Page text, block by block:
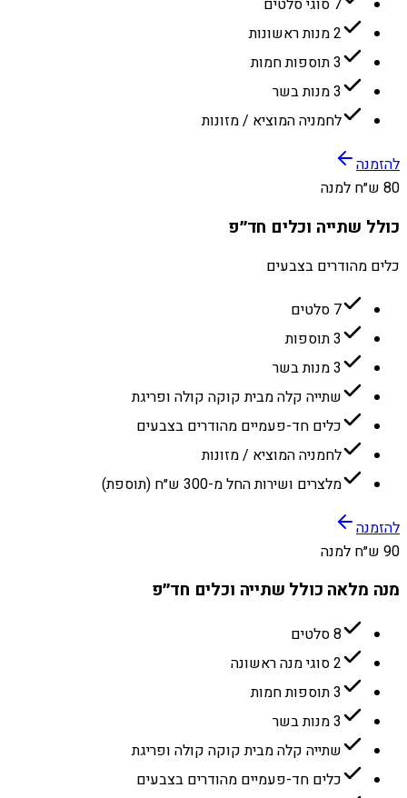
7 סוגי סלטים
2 מנות ראשונות
3 תוספות חמות
3 מנות בשר
לחמניה המוציא / מזונות
להזמנה
80 ש״ח למנה
כולל שתייה וכלים חד״פ
כלים מהודרים בצבעים
7 סלטים
3 תוספות
3 מנות בשר
שתייה קלה מבית קוקה קולה ופריגת
כלים חד-פעמיים מהודרים בצבעים
לחמניה המוציא / מזונות
מלצרים ושירות החל מ-300 ש״ח (תוספת)
להזמנה
90 ש״ח למנה
מנה מלאה כולל שתייה וכלים חד״פ
8 סלטים
2 סוגי מנה ראשונה
3 תוספות חמות
3 מנות בשר
שתייה קלה מבית קוקה קולה ופריגת
כלים חד-פעמיים מהודרים בצבעים